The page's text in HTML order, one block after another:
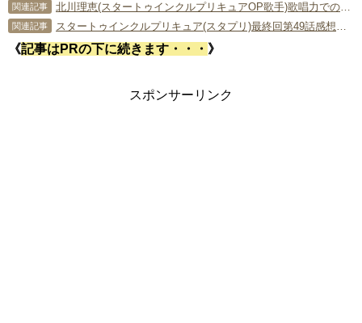
関連記事 北川理恵(スタートゥインクルプリキュアOP歌手)歌唱力でのど自慢出演!年齢,声優出演も調査!!
関連記事 スタートゥインクルプリキュア(スタプリ)最終回第49話感想ネタバレ ラスボスはひかるパパ！？
《記事はPRの下に続きます・・・ 》
スポンサーリンク